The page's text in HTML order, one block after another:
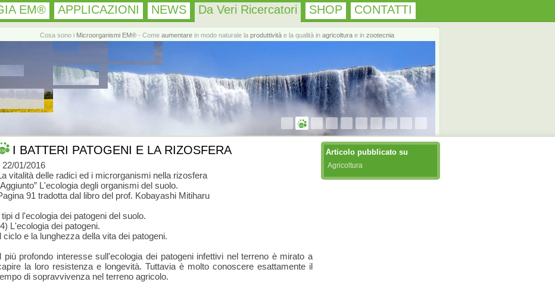
EM® APPLICAZIONI NEWS Da Veri Ricercatori SHOP CONTATTI
Cosa sono i Microorganismi EM®- Come aumentarein modo naturale la produttivitàe la qualità in agricolturae in zootecnia
I BATTERI PATOGENI E LA RIZOSFERA
22/01/2016
vitalità delle radici ed i microrganismi nella rizosfera
L'ecologia degli organismi del suolo.
91 tradotta dal libro del prof. Kobayashi Mitiharu
tipi d l'ecologia dei patogeni del suolo.
L'ecologia dei patogeni.
ciclo e la lunghezza della vita dei patogeni.
più profondo interesse sull'ecologia dei patogeni infettivi nel terreno è mirato a
la loro resistenza e longevità. Tuttavia è molto conoscere esattamente il
di sopravvivenza nel terreno agricolo.
Articolo pubblicato su
Agricoltura